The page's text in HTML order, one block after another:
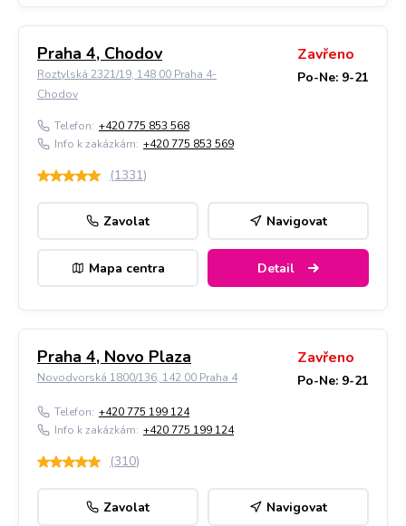
Praha 4, Chodov
Roztylská 2321/19, 148 00 Praha 4-
Chodov
Zavřeno
Po-Ne: 9-21
Telefon: +420 775 853 568
Info k zakázkám: +420 775 853 569
(1331)
Zavolat Navigovat
Mapa centra Detail
Praha 4, Novo Plaza
Novodvorská 1800/136, 142 00 Praha 4
Zavřeno
Po-Ne: 9-21
Telefon: +420 775 199 124
Info k zakázkám: +420 775 199 124
(310)
Zavolat Navigovat